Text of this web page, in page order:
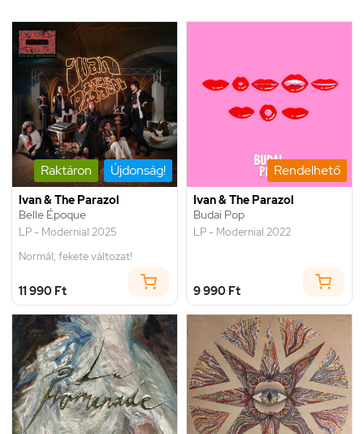
Raktáron Újdonság!
Ivan & The Parazol
Belle Époque
LP - Modernial 2025
Normál, fekete változat!
11 990 Ft
Rendelhető
Ivan & The Parazol
Budai Pop
LP - Modernial 2022
9 990 Ft